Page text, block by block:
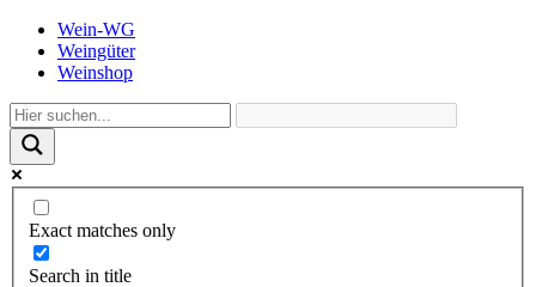
Wein-WG
Weingüter
Weinshop
Exact matches only
Search in title